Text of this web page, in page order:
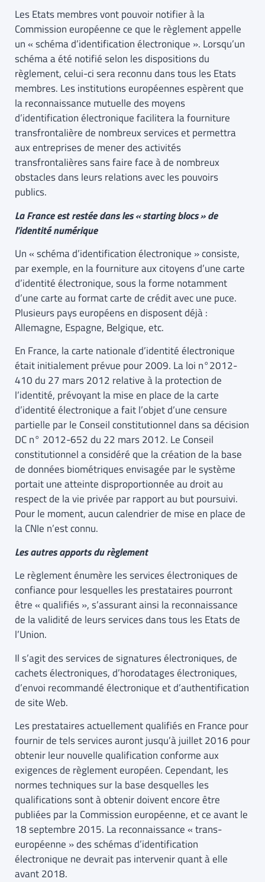
Les Etats membres vont pouvoir notifier à la
Commission européenne ce que le règlement appelle
un « schéma d’identification électronique ». Lorsqu’un
schéma a été notifié selon les dispositions du
règlement, celui-ci sera reconnu dans tous les Etats
membres. Les institutions européennes espèrent que
la reconnaissance mutuelle des moyens
d’identification électronique facilitera la fourniture
transfrontalière de nombreux services et permettra
aux entreprises de mener des activités
transfrontalières sans faire face à de nombreux
obstacles dans leurs relations avec les pouvoirs
publics.
La France est restée dans les « starting blocs » de
l’identité numérique
Un « schéma d’identification électronique » consiste,
par exemple, en la fourniture aux citoyens d’une carte
d’identité électronique, sous la forme notamment
d’une carte au format carte de crédit avec une puce.
Plusieurs pays européens en disposent déjà :
Allemagne, Espagne, Belgique, etc.
En France, la carte nationale d’identité électronique
était initialement prévue pour 2009. La loi n°2012-
410 du 27 mars 2012 relative à la protection de
l’identité, prévoyant la mise en place de la carte
d’identité électronique a fait l’objet d’une censure
partielle par le Conseil constitutionnel dans sa décision
DC n° 2012-652 du 22 mars 2012. Le Conseil
constitutionnel a considéré que la création de la base
de données biométriques envisagée par le système
portait une atteinte disproportionnée au droit au
respect de la vie privée par rapport au but poursuivi.
Pour le moment, aucun calendrier de mise en place de
la CNIe n’est connu.
Les autres apports du règlement
Le règlement énumère les services électroniques de
confiance pour lesquelles les prestataires pourront
être « qualifiés », s’assurant ainsi la reconnaissance
de la validité de leurs services dans tous les Etats de
l’Union.
Il s’agit des services de signatures électroniques, de
cachets électroniques, d’horodatages électroniques,
d’envoi recommandé électronique et d’authentification
de site Web.
Les prestataires actuellement qualifiés en France pour
fournir de tels services auront jusqu’à juillet 2016 pour
obtenir leur nouvelle qualification conforme aux
exigences de règlement européen. Cependant, les
normes techniques sur la base desquelles les
qualifications sont à obtenir doivent encore être
publiées par la Commission européenne, et ce avant le
18 septembre 2015. La reconnaissance « trans-
européenne » des schémas d’identification
électronique ne devrait pas intervenir quant à elle
avant 2018.